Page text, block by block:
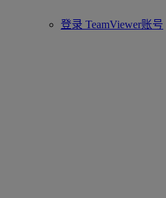
登录 TeamViewer账号